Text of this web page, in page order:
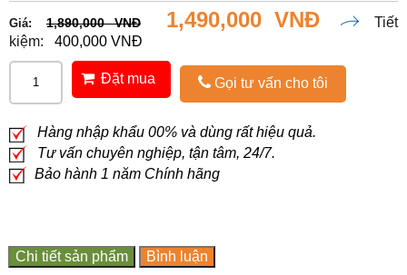
Giá: 1,890,000 VNĐ 1,490,000 VNĐ
Tiết
kiệm:
400,000 VNĐ
Đặt mua Gọi tư vấn cho tôi
Hàng nhập khẩu 00% và dùng rất hiệu quả.
Tư vấn chuyên nghiệp, tận tâm, 24/7.
Bảo hành 1 năm Chính hãng
Chi tiết sản phẩm Bình luận